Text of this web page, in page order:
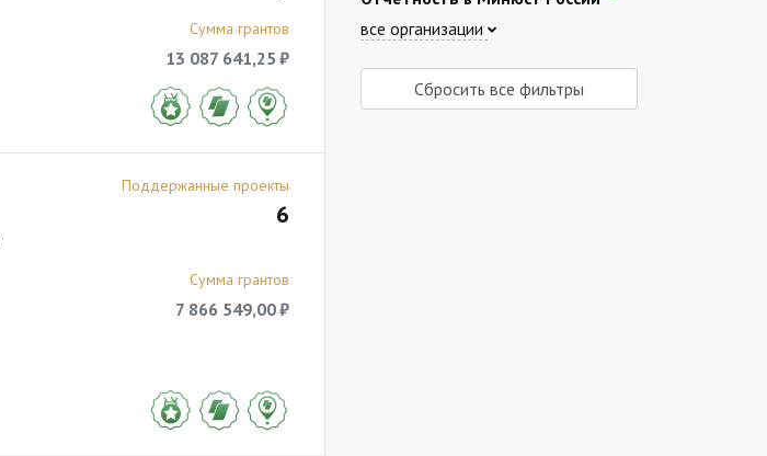
Сумма грантов
13 087 641,25 ₽
Поддержанные проекты
6
Сумма грантов
7 866 549,00 ₽
все организации
Сбросить все фильтры